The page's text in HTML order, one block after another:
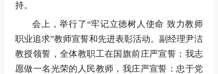
持。
会上，举行了“牢记立德树人使命 致力教师
职业追求”教师宣誓和先进表彰活动。副经理尹洁
教授领誓，全体教职工在国旗前庄严宣誓：我志
愿做一名光荣的人民教师，我庄严宣誓：忠于党